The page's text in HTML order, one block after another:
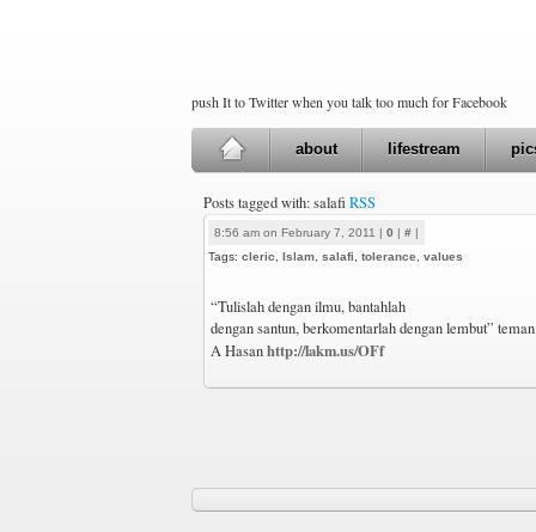
push It to Twitter when you talk too much for Facebook
about lifestream
Posts tagged with: salafiRSS
8:56 am on February 7, 2011 | 0 | # |
Tags: cleric Islam salafi tolerance values
“Tulislah dengan ilmu, bantahlah
dengan santun, berkomentarlah dengan lembut”
A Hasanhttp://lakm.us/OFf